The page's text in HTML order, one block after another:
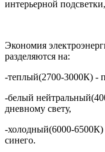
интерьерной
Экономия
разделяются на:
-теплый(2700-3000К) -
-белый
дневному свету,
-холодный(6000-6500К)
синего.